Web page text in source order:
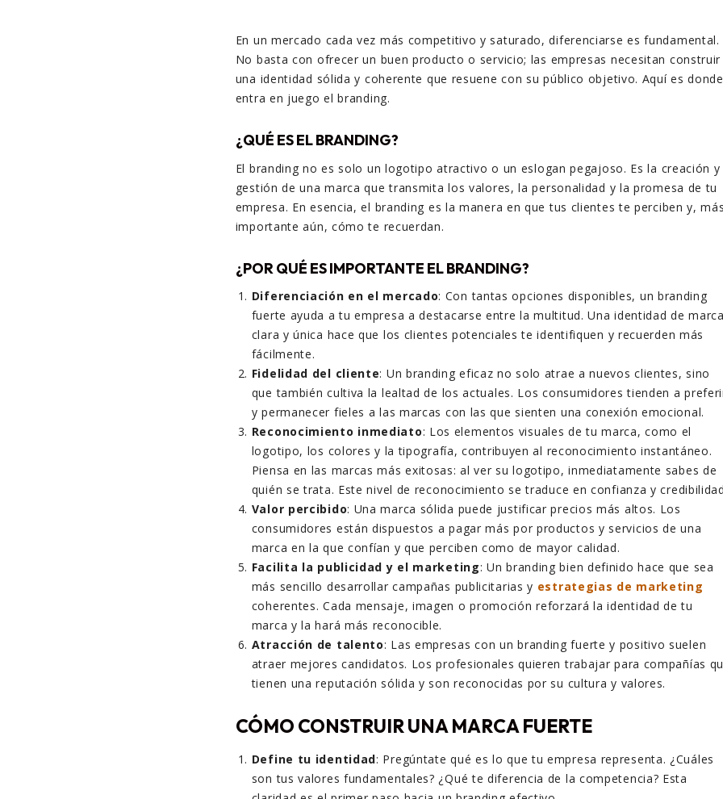
En un mercado cada vez más competitivo y saturado, diferenciarse es fundamental.
No basta con ofrecer un buen producto o servicio; las empresas necesitan construir
una identidad sólida y coherente que resuene con su público objetivo. Aquí es donde
entra en juego el branding.
¿QUÉ ES EL BRANDING?
El branding no es solo un logotipo atractivo o un eslogan pegajoso. Es la creación y
gestión de una marca que transmita los valores, la personalidad y la promesa de tu
empresa. En esencia, el branding es la manera en que tus clientes te perciben y,
importante aún, cómo te recuerdan.
¿POR QUÉ ES IMPORTANTE EL BRANDING?
Diferenciación en el mercado: Con tantas opciones disponibles, un branding
fuerte ayuda a tu empresa a destacarse entre la multitud. Una identidad de
clara y única hace que los clientes potenciales te identifiquen y recuerden más
fácilmente.
Fidelidad del cliente: Un branding eficaz no solo atrae a nuevos clientes, sino
que también cultiva la lealtad de los actuales. Los consumidores tienden a
y permanecer fieles a las marcas con las que sienten una conexión emocional.
Reconocimiento inmediato: Los elementos visuales de tu marca, como el
logotipo, los colores y la tipografía, contribuyen al reconocimiento instantáneo.
Piensa en las marcas más exitosas: al ver su logotipo, inmediatamente sabes de
quién se trata. Este nivel de reconocimiento se traduce en confianza y
Valor percibido: Una marca sólida puede justificar precios más altos. Los
consumidores están dispuestos a pagar más por productos y servicios de una
marca en la que confían y que perciben como de mayor calidad.
Facilita la publicidad y el marketing: Un branding bien definido hace que sea
más sencillo desarrollar campañas publicitarias y estrategias de marketing
coherentes. Cada mensaje, imagen o promoción reforzará la identidad de tu
marca y la hará más reconocible.
Atracción de talento: Las empresas con un branding fuerte y positivo suelen
atraer mejores candidatos. Los profesionales quieren trabajar para compañías
tienen una reputación sólida y son reconocidas por su cultura y valores.
CÓMO CONSTRUIR UNA MARCA FUERTE
Define tu identidad: Pregúntate qué es lo que tu empresa representa. ¿Cuáles
son tus valores fundamentales? ¿Qué te diferencia de la competencia? Esta